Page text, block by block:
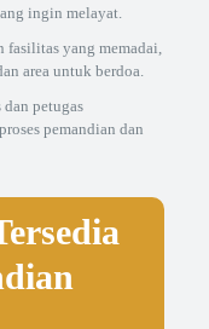
ingin melayat.
fasilitas yang memadai,
area untuk berdoa.
dan petugas
pemandian dan